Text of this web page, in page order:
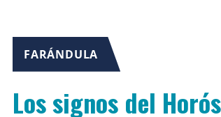
FARÁNDULA
Los signos del